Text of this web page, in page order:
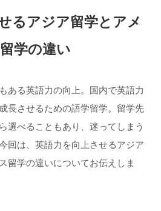
るアジア留学とアメ
学の違い
ある英語力の向上。国内で英語力
長させるための語学留学。留学先
選べることもあり、迷ってしまう
回は、英語力を向上させるアジア
留学の違いについてお伝えしま